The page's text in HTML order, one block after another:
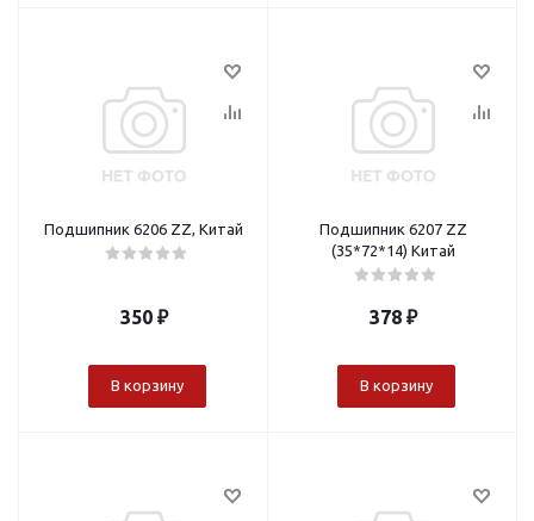
Подшипник 6206 ZZ, Китай
350₽
В корзину
Подшипник 6207 ZZ
(35*72*14) Китай
378₽
В корзину